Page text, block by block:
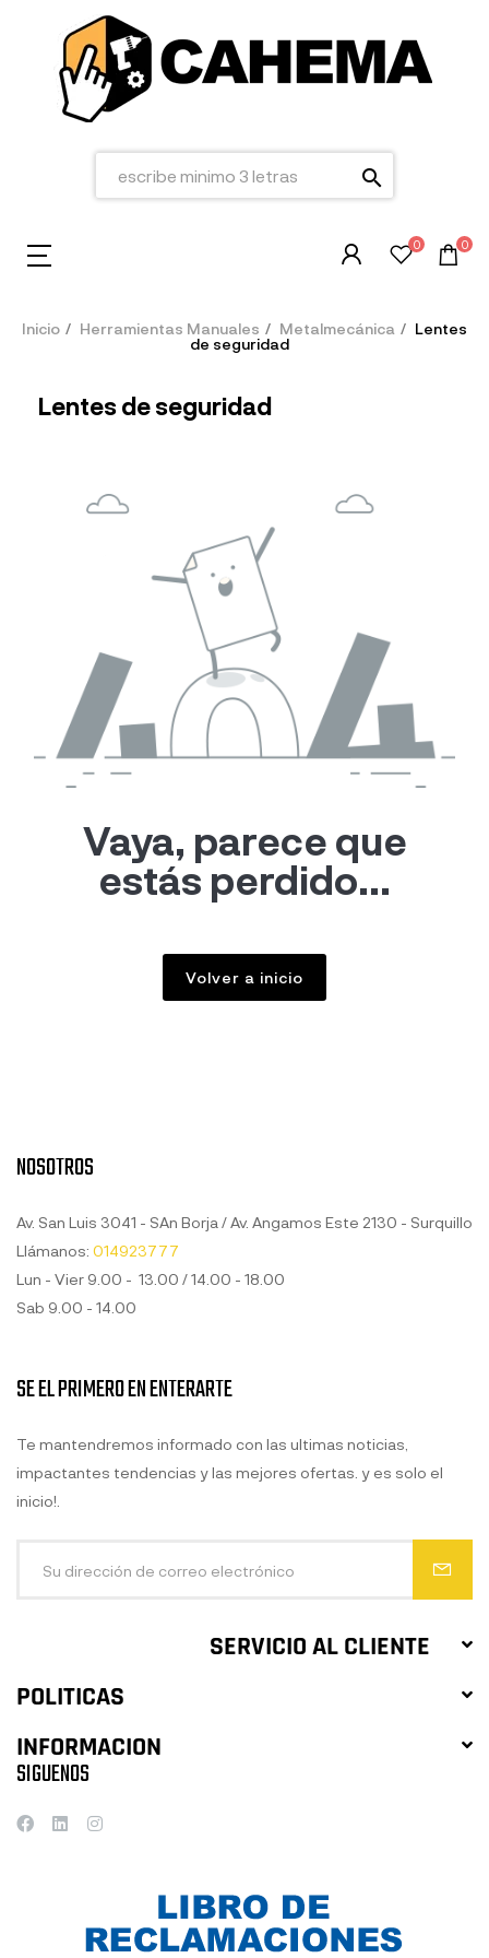
search
0 0
Inicio Herramientas Manuales Metalmecánica
Lentes
de seguridad
Lentes de seguridad
Vaya, parece que
estás perdido...
Volver a inicio
NOSOTROS
Av. San Luis 3041 - SAn Borja / Av. Angamos Este 2130 - Surquillo
Llámanos: 014923777
Lun - Vier 9.00 - 13.00 / 14.00 - 18.00
Sab 9.00 - 14.00
SERVICIO AL CLIENTE
POLITICAS
INFORMACION
SE EL PRIMERO EN ENTERARTE
Te mantendremos informado con las ultimas noticias,
impactantes tendencias y las mejores ofertas. y es solo el
inicio!.
SIGUENOS